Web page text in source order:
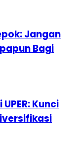
Jangan
Bagi
Kunci